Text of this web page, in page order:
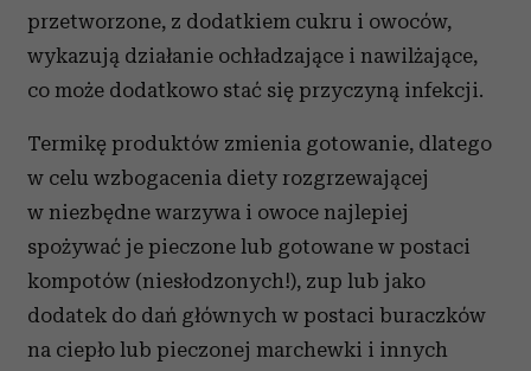
przetworzone, z dodatkiem cukru i owoców,
wykazują działanie ochładzające i nawilżające,
co może dodatkowo stać się przyczyną infekcji.
Termikę produktów zmienia gotowanie, dlatego
w celu wzbogacenia diety rozgrzewającej
w niezbędne warzywa i owoce najlepiej
spożywać je pieczone lub gotowane w postaci
kompotów (niesłodzonych!), zup lub jako
dodatek do dań głównych w postaci buraczków
na ciepło lub pieczonej marchewki i innych